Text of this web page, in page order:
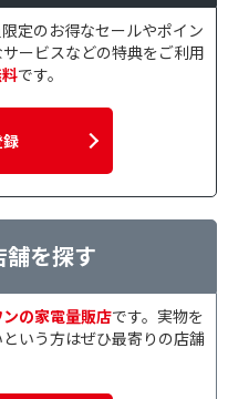
定のお得なセールやポイン
ービスなどの特典をご利用
です。
を探す
の家電量販店です。実物を
いう方はぜひ最寄りの店舗